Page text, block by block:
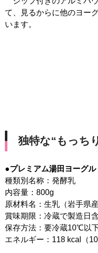
て、見るからに他のヨー
います。
独特な“もっち
●プレミアム湯田ヨーグル
種類別名称：発酵乳
内容量：800g
原材料名：生乳（岩手県
賞味期限：冷蔵で製造日
保存方法：要冷蔵10℃以
エネルギー：118 kcal（